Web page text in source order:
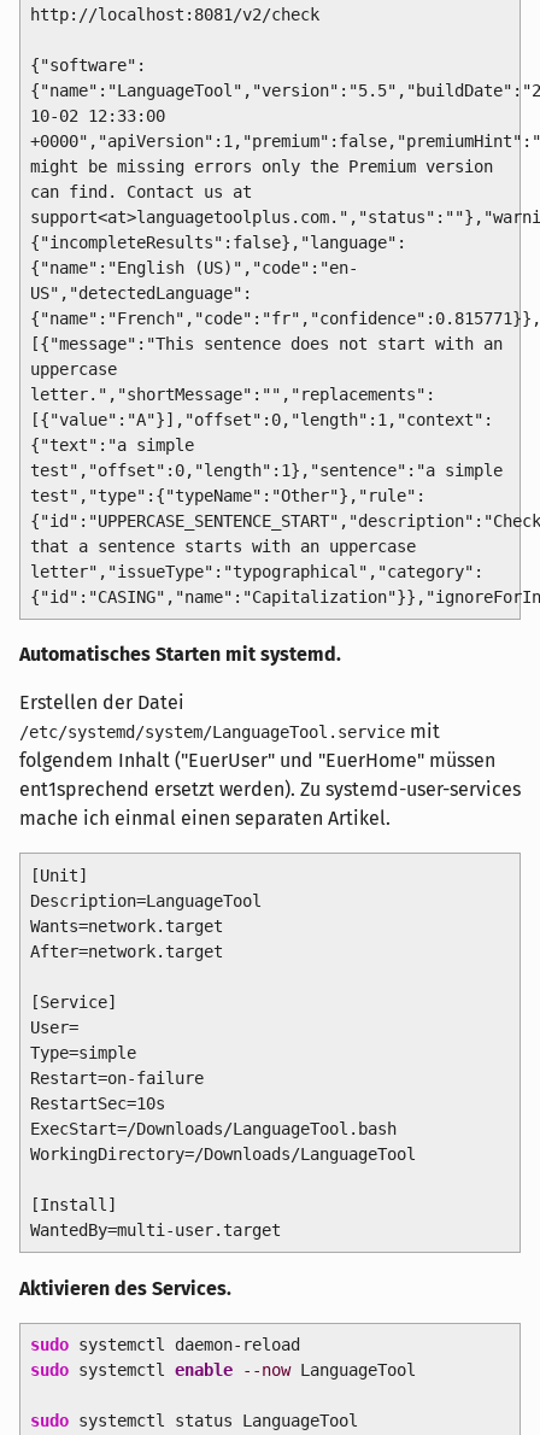
http://localhost:8081/v2/check
{"software":
10-02 12:33:00
might be missing errors only the Premium version
can find. Contact us at
{"incompleteResults":false},"language":
{"name":"English (US)","code":"en-
US","detectedLanguage":
[{"message":"This sentence does not start with an
uppercase
letter.","shortMessage":"","replacements":
[{"value":"A"}],"offset":0,"length":1,"context":
{"text":"a simple
test","offset":0,"length":1},"sentence":"a simple
test","type":{"typeName":"Other"},"rule":
that a sentence starts with an uppercase
letter","issueType":"typographical","category":
Automatisches Starten mit systemd.
Erstellen der Datei
/etc/systemd/system/LanguageTool.service mit
folgendem Inhalt ("EuerUser" und "EuerHome" müssen
ent1sprechend ersetzt werden). Zu systemd-user-services
mache ich einmal einen separaten Artikel.
[Unit]
Description=LanguageTool
Wants=network.target
After=network.target
[Service]
User=
Type=simple
Restart=on-failure
RestartSec=10s
ExecStart=/Downloads/LanguageTool.bash
WorkingDirectory=/Downloads/LanguageTool
[Install]
WantedBy=multi-user.target
Aktivieren des Services.
sudosystemctl daemon-reload
sudosystemctl enable --nowLanguageTool
sudosystemctl status LanguageTool